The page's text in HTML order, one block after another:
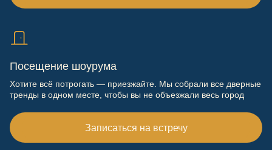
Посещение шоурума
Хотите всё потрогать — приезжайте. Мы собрали все дверные
тренды в одном месте, чтобы вы не объезжали весь город
Записаться на встречу